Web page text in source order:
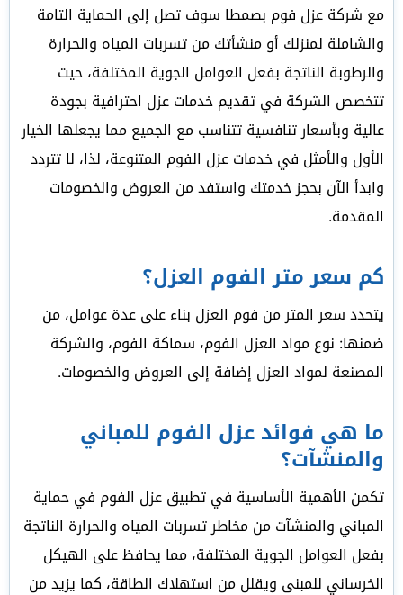
مع شركة عزل فوم بصمطا سوف تصل إلى الحماية التامة
والشاملة لمنزلك أو منشأتك من تسربات المياه والحرارة
والرطوبة الناتجة بفعل العوامل الجوية المختلفة، حيث
تتخصص الشركة في تقديم خدمات عزل احترافية بجودة
عالية وبأسعار تنافسية تتناسب مع الجميع مما يجعلها الخيار
الأول والأمثل في خدمات عزل الفوم المتنوعة، لذا، لا تتردد
وابدأ الآن بحجز خدمتك واستفد من العروض والخصومات
المقدمة.
كم سعر متر الفوم العزل؟
يتحدد سعر المتر من فوم العزل بناء على عدة عوامل، من
ضمنها: نوع مواد العزل الفوم، سماكة الفوم، والشركة
المصنعة لمواد العزل إضافة إلى العروض والخصومات.
ما هي فوائد عزل الفوم للمباني
والمنشآت؟
تكمن الأهمية الأساسية في تطبيق عزل الفوم في حماية
المباني والمنشآت من مخاطر تسربات المياه والحرارة الناتجة
بفعل العوامل الجوية المختلفة، مما يحافظ على الهيكل
الخرساني للمبنى ويقلل من استهلاك الطاقة، كما يزيد من